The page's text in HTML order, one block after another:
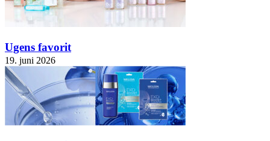
Ugens favorit
19. juni 2026